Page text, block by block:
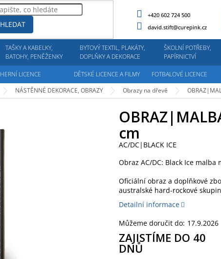
HLEDAT
+420 602 724 500
david.stift@curepink.cz
TAŠKY A KABELKY,
BATOHY, PENĚŽENKY
BYTOVÝ TEXTIL, PLAKÁTY,
DOPLŇKY A DEKORACE
ŠKOLNÍ POTŘEBY,
PAPÍRNICTVÍ
HERNÍ LICENCE DĚTSKÉ LICENCE A FILMY FOTBALOVÉ LICENCE
NÁSTĚNNÉ DEKORACE, OBRAZY Obrazy na dřevě
cm
AC/DC|BLACK ICE
Obraz AC/DC: Black Ice malba
Oficiální obraz a doplňkové
australské hard-rockové
Detailní informace
Můžeme doručit do: 17.9.2026
ZAJISTÍME DO 40
DNŮ